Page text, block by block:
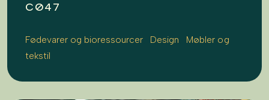
CØ47
Fødevarer og bioressourcer Design
Møbler og
tekstil